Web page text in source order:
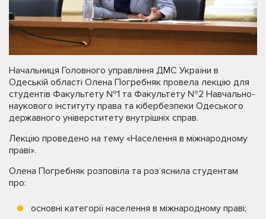
Начальниця Головного управління ДМС України в
Одеській області Олена Погребняк провела лекцію для
студентів Факультету №1 та Факультету №2 Навчально-
наукового інституту права та кібербезпеки Одеського
державного універститету внутрішніх справ.
Лекцію проведено на тему «Населення в міжнародному
праві».
Олена Погребняк розповіла та роз’яснила студентам
про:
основні категорії населення в міжнародному праві;